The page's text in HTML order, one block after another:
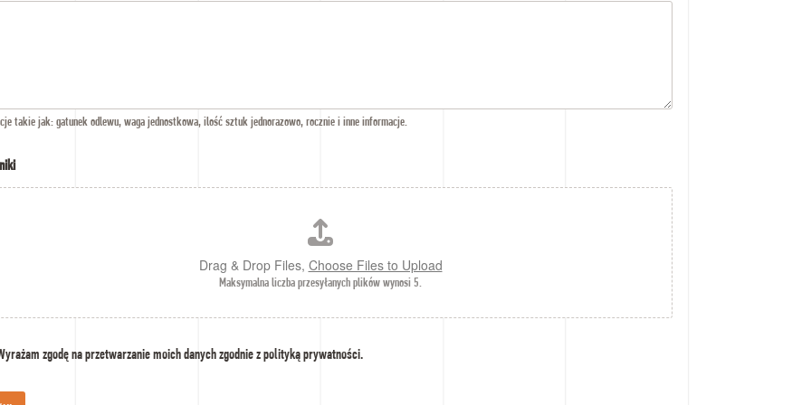
takie jak: gatunek odlewu, waga jednostkowa, ilość sztuk jednorazowo, rocznie i inne informacje.
Drag & Drop Files, Choose Files to Upload
Maksymalna liczba przesyłanych plików wynosi 5.
zgodę na przetwarzanie moich danych zgodnie z polityką prywatności.